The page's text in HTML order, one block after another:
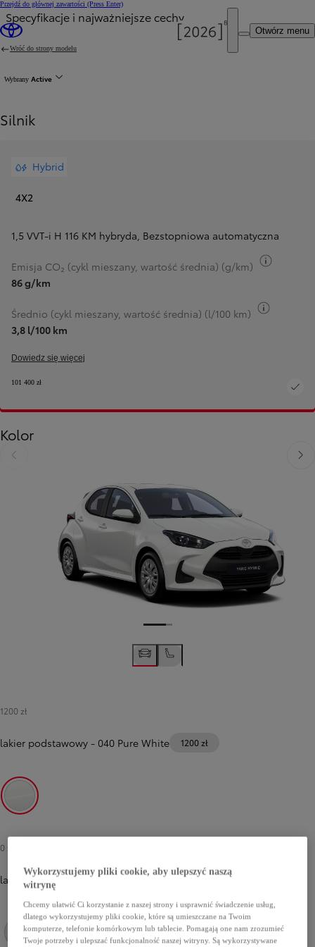
Przejdź do głównej zawartości (Press Enter)
Otwórz menu
Cena została zaktualizowana Cena Twojej konfiguracji została zmieniona na 102 600 zł.
Specyfikacje i najważniejsze cechy
Wróć do strony modelu
Wybrany Active
Silnik
Hybrid
4X2
1,5 VVT-i H 116 KM hybryda, Bezstopniowa automatyczna
Emisja CO₂ (cykl mieszany, wartość średnia) (g/km)
86 g/km
Średnio (cykl mieszany, wartość średnia) (l/100 km)
3,8 l/100 km
Dowiedz się więcej
101 400 zł
Kolor
Poprzedni
1200 zł
lakier podstawowy - 040 Pure White 1200 zł
040 Pure White
0 zł
lakier metalizowany
Wykorzystujemy pliki cookie, aby ulepszyć naszą
witrynę
Chcemy ułatwić Ci korzystanie z naszej strony i usprawnić świadczenie usług,
dlatego wykorzystujemy pliki cookie, które są umieszczane na Twoim
komputerze, telefonie komórkowym lub tablecie. Pomagają one nam zrozumieć
Twoje potrzeby i ulepszać funkcjonalność naszej witryny. Są wykorzystywane